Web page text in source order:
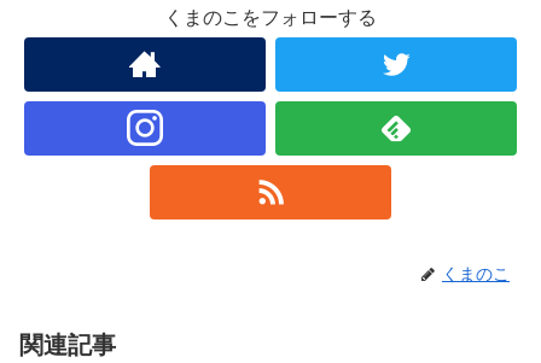
くまのこをフォローする
くまのこ
関連記事